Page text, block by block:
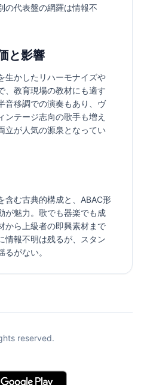
の代表盤の網羅は情報不
と影響
生かしたリハーモナイズや
、教育現場の教材にも適す
音移調での演奏もあり、ヴ
ンテージ志向の歌手も増え
立が人気の源泉となってい
含む古典的構成と、ABAC形
が魅力。歌でも器楽でも成
から上級者の即興素材まで
情報不明は残るが、スタン
がない。
reserved.